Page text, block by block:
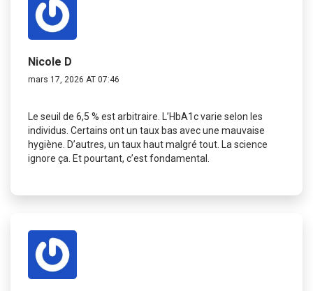
Nicole D
mars 17, 2026 AT 07:46
Le seuil de 6,5 % est arbitraire. L’HbA1c varie selon les
individus. Certains ont un taux bas avec une mauvaise
hygiène. D’autres, un taux haut malgré tout. La science
ignore ça. Et pourtant, c’est fondamental.